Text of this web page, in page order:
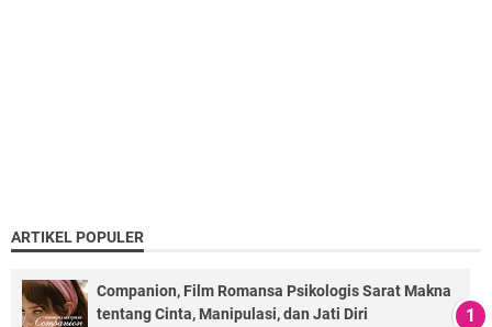
ARTIKEL POPULER
Companion, Film Romansa Psikologis Sarat Makna
tentang Cinta, Manipulasi, dan Jati Diri